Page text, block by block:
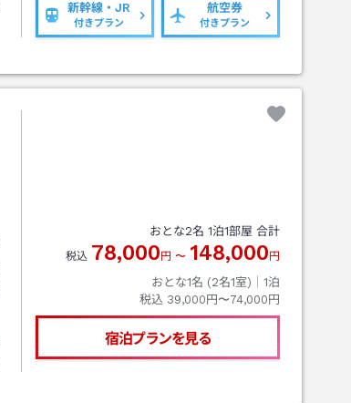
新幹線・JR
付きプラン
航空券
付きプラン
おとな2名 1泊1部屋 合計
税込 78,000 円 〜 148,000 円
おとな1名 (2名1室)｜ 1泊
税込 39,000円〜74,000円
宿泊プランを見る